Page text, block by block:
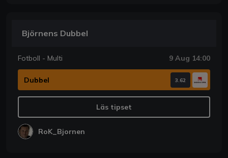
Björnens Dubbel
Fotboll - Multi 9 Aug 14:00
Dubbel 3.62
Läs tipset
RoK_Bjornen